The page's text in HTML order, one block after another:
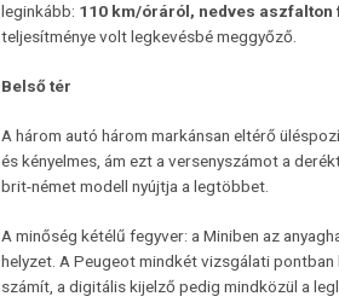
leginkább: 110 km/óráról, nedves
teljesítménye volt legkevésbé meggyőző.
Belső tér
A három autó három markánsan eltérő
és kényelmes, ám ezt a versenyszámot a
brit-német modell nyújtja a legtöbbet.
A minőség kétélű fegyver: a Miniben az
helyzet. A Peugeot mindkét vizsgálati
számít, a digitális kijelző pedig mindközül a